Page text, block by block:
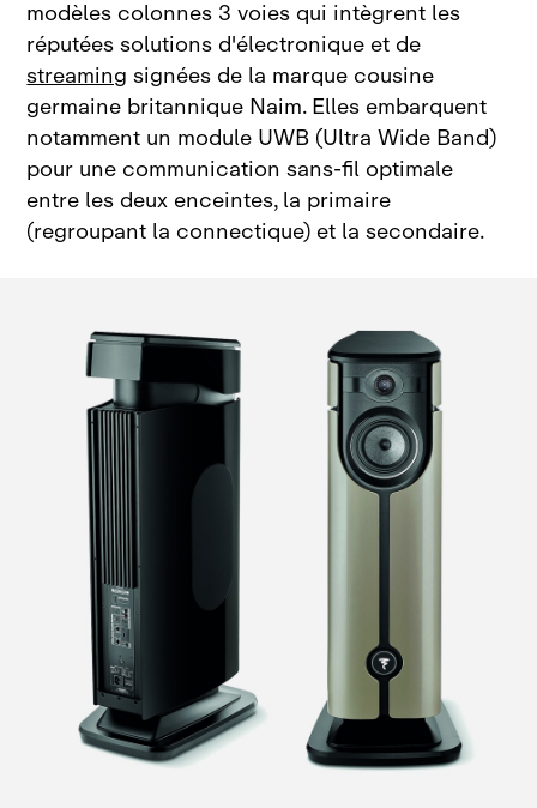
modèles colonnes 3 voies qui intègrent les
réputées solutions d'électronique et de
streaming signées de la marque cousine
germaine britannique Naim. Elles embarquent
notamment un module UWB (Ultra Wide Band)
pour une communication sans‑fil optimale
entre les deux enceintes, la primaire
(regroupant la connectique) et la secondaire.